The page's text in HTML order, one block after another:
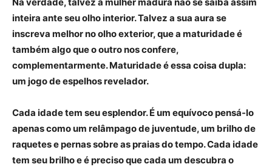
inteira ante seu olho interior. Talvez a sua aura se
inscreva melhor no olho exterior, que a maturidade é
também algo que o outro nos confere,
complementarmente. Maturidade é essa coisa dupla:
um jogo de espelhos revelador.
Cada idade tem seu esplendor. É um equívoco pensá-lo
apenas como um relâmpago de juventude, um brilho de
raquetes e pernas sobre as praias do tempo. Cada idade
tem seu brilho e é preciso que cada um descubra o